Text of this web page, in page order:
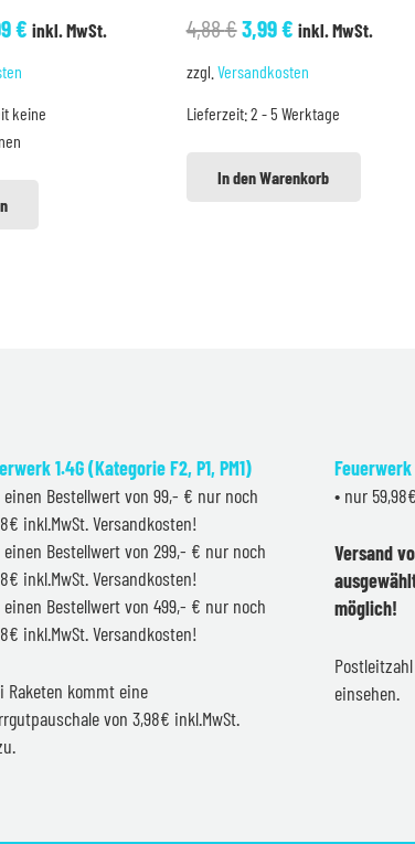
€
€Aktueller
69,99 €.
inkl. MwSt.
keine
4,88€Ursprünglicher
Preis
4,88 €
3,99€Aktueller
3,99 €.
inkl. MwSt.
zzgl. Versandkosten
Lieferzeit:2 - 5 Werktage
In den Warenkorb
1.4G (Kategorie F2, P1, PM1)
einen Bestellwert von 99,- € nur noch
inkl.MwSt. Versandkosten!
einen Bestellwert von 299,- € nur noch
inkl.MwSt. Versandkosten!
einen Bestellwert von 499,- € nur noch
inkl.MwSt. Versandkosten!
Raketen kommt eine
von 3,98€ inkl.MwSt.
Feuerwerk
• nur
Versand
möglich!
einsehen.